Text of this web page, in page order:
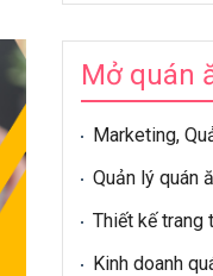
Mở quán
Marketing,
Quản lý quán
Thiết kế trang
Kinh doanh